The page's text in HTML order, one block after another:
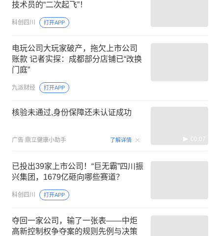
技术员的“二次起飞”！
科创四川 打开APP
电玩公司大玩家破产，拖欠上市公司
账款 记者实探：成都部分店铺已“改换
门庭”
九派财经 打开APP
核验未通过,身份保障还未认证成功
广告 鼎立健康小助手 了解详情 00:07
已投出39家上市公司！“巨无霸”四川振
兴集团，1679亿砸向哪些赛道？
科创四川 打开APP
夺回一家公司，输了一张表——中炬
高新控制权争夺案的规则先例与决策